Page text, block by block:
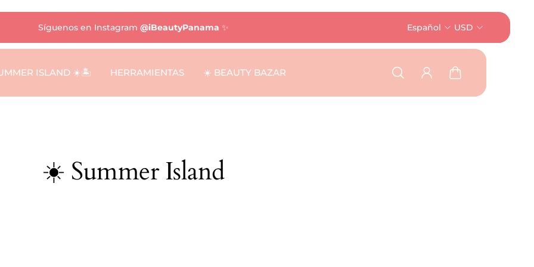
Síguenos en Instagram @iBeautyPanama ✨ Español USD
ISLAND ☀️🏝️ HERRAMIENTAS ☀️ BEAUTY BAZAR
☀️ Summer Island